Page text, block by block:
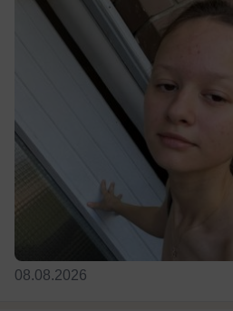
08.08.2026